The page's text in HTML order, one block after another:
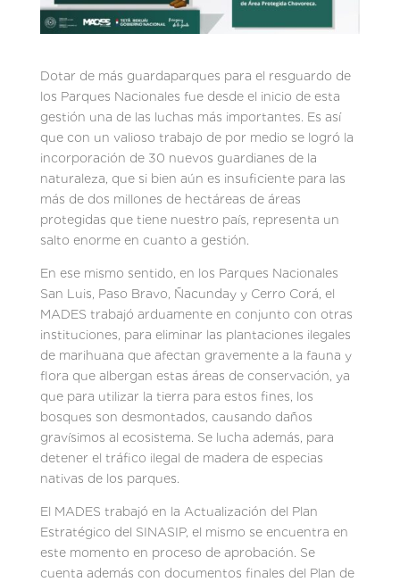
Dotar de más guardaparques para el resguardo de
los Parques Nacionales fue desde el inicio de esta
gestión una de las luchas más importantes. Es así
que con un valioso trabajo de por medio se logró la
incorporación de 30 nuevos guardianes de la
naturaleza, que si bien aún es insuficiente para las
más de dos millones de hectáreas de áreas
protegidas que tiene nuestro país, representa un
salto enorme en cuanto a gestión.
En ese mismo sentido, en los Parques Nacionales
San Luis, Paso Bravo, Ñacunday y Cerro Corá, el
MADES trabajó arduamente en conjunto con otras
instituciones, para eliminar las plantaciones ilegales
de marihuana que afectan gravemente a la fauna y
flora que albergan estas áreas de conservación, ya
que para utilizar la tierra para estos fines, los
bosques son desmontados, causando daños
gravísimos al ecosistema. Se lucha además, para
detener el tráfico ilegal de madera de especias
nativas de los parques.
El MADES trabajó en la Actualización del Plan
Estratégico del SINASIP, el mismo se encuentra en
este momento en proceso de aprobación. Se
cuenta además con documentos finales del Plan de